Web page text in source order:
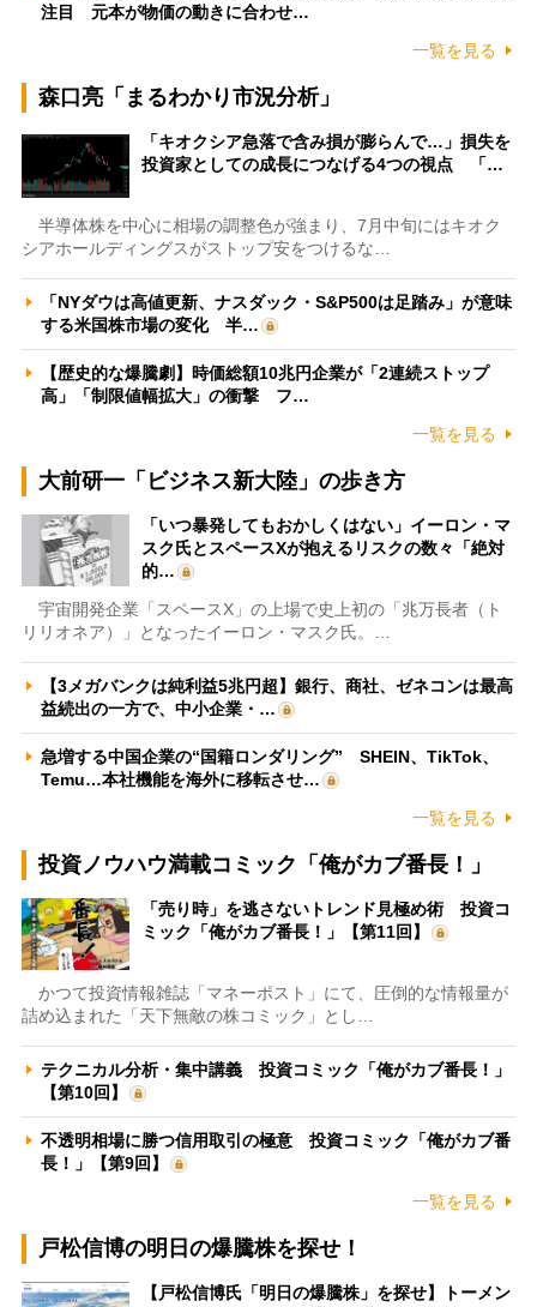
注目 元本が物価の動きに合わせ…
一覧を見る
森口亮「まるわかり市況分析」
「キオクシア急落で含み損が膨らんで…」損失を
投資家としての成長につなげる4つの視点 「…
半導体株を中心に相場の調整色が強まり、7月中旬にはキオク
シアホールディングスがストップ安をつけるな…
「NYダウは高値更新、ナスダック・S&P500は足踏み」が意味
する米国株市場の変化 半…
【歴史的な爆騰劇】時価総額10兆円企業が「2連続ストップ
高」「制限値幅拡大」の衝撃 フ…
一覧を見る
大前研一「ビジネス新大陸」の歩き方
「いつ暴発してもおかしくはない」イーロン・マ
スク氏とスペースXが抱えるリスクの数々「絶対
的…
宇宙開発企業「スペースX」の上場で史上初の「兆万長者（ト
リリオネア）」となったイーロン・マスク氏。…
【3メガバンクは純利益5兆円超】銀行、商社、ゼネコンは最高
益続出の一方で、中小企業・…
急増する中国企業の“国籍ロンダリング” SHEIN、TikTok、
Temu…本社機能を海外に移転させ…
一覧を見る
投資ノウハウ満載コミック「俺がカブ番長！」
「売り時」を逃さないトレンド見極め術 投資コ
ミック「俺がカブ番長！」【第11回】
かつて投資情報雑誌「マネーポスト」にて、圧倒的な情報量が
詰め込まれた「天下無敵の株コミック」とし…
テクニカル分析・集中講義 投資コミック「俺がカブ番長！」
【第10回】
不透明相場に勝つ信用取引の極意 投資コミック「俺がカブ番
長！」【第9回】
一覧を見る
戸松信博の明日の爆騰株を探せ！
【戸松信博氏「明日の爆騰株」を探せ】トーメン